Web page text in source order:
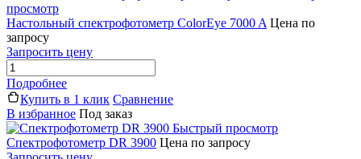
просмотр
Настольный спектрофотометр ColorEye 7000 A Цена по
запросу
Запросить цену
Подробнее
Купить в 1 клик Сравнение
В избранное Под заказ
Быстрый просмотр
Спектрофотометр DR 3900 Цена по запросу